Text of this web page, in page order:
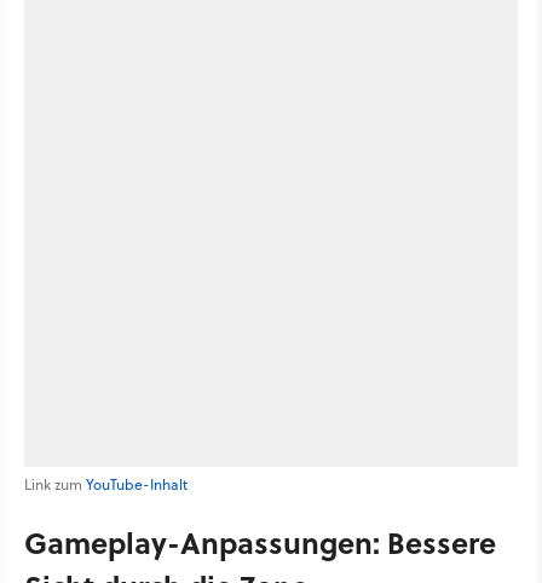
Link zum YouTube-Inhalt
Gameplay-Anpassungen: Bessere